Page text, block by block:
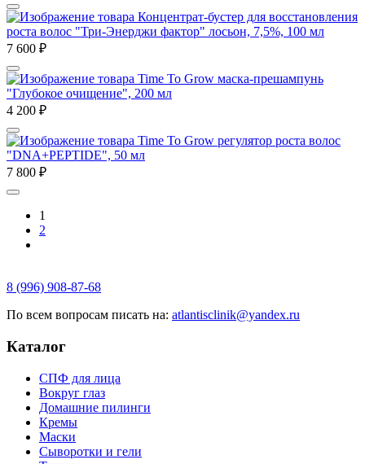
Концентрат-бустер для восстановления
роста волос "Три-Энерджи фактор" лосьон, 7,5%, 100 мл
7 600 ₽
Time To Grow маска-прешампунь
"Глубокое очищение", 200 мл
4 200 ₽
Time To Grow регулятор роста волос
"DNA+PEPTIDE", 50 мл
7 800 ₽
1
2
8 (996) 908-87-68
По всем вопросам писать на: atlantisclinik@yandex.ru
Каталог
СПФ для лица
Вокруг глаз
Домашние пилинги
Кремы
Маски
Сыворотки и гели